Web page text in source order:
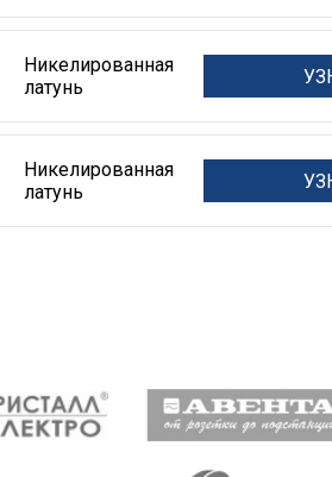
Никелированная
латунь
Никелированная
латунь